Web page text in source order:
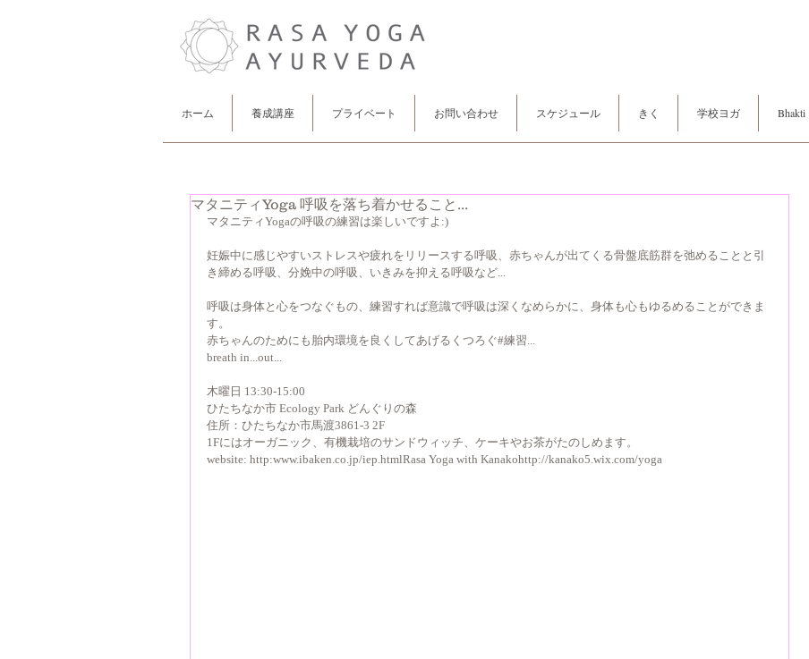
ホーム 養成講座 プライベート お問い合わせ スケジュール きく 学校ヨガ Bhakti
マタニティYoga 呼吸を落ち着かせること...
マタニティYogaの呼吸の練習は楽しいですよ:)
妊娠中に感じやすいストレスや疲れをリリースする呼吸、赤ちゃんが出てくる骨盤底筋群を弛めることと引
き締める呼吸、分娩中の呼吸、いきみを抑える呼吸など...
呼吸は身体と心をつなぐもの、練習すれば意識で呼吸は深くなめらかに、身体も心もゆるめることができま
す。
赤ちゃんのためにも胎内環境を良くしてあげるくつろぐ#練習...
breath in...out...
木曜日 13:30-15:00
ひたちなか市 Ecology Park どんぐりの森
住所：ひたちなか市馬渡3861-3 2F
1Fにはオーガニック、有機栽培のサンドウィッチ、ケーキやお茶がたのしめます。
website: http:www.ibaken.co.jp/iep.htmlRasa Yoga with Kanakohttp://kanako5.wix.com/yoga